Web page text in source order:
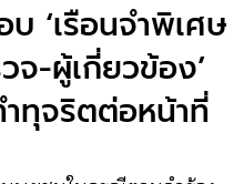
‘เรือนจำพิเศษ
จ-ผู้เกี่ยวข้อง’
ำทุจริตต่อหน้าที่